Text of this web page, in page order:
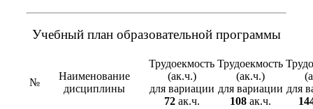
Учебный план образовательной программы
№
Наименование
дисциплины
Трудоекмость
(ак.ч.)
для вариации
72ак.ч.
Трудоекмость
(ак.ч.)
для вариации
108ак.ч.
для